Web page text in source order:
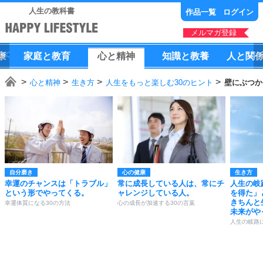
人生の教科書 作品一覧 ログイン
メルマガ登録
家庭と教育 心と精神 知識と教養 人 と 関
心と精神 生き方 人生をもっと楽しむ30のヒント 壁にぶつ
自分磨き
幸運のチャンスは「トラブル」
という形でやってくる。
幸運体質になる30の方法
心の健康
常に成長している人は、常にチ
ャレンジしている人。
心の成長が加速する30の言葉
生き方
人生の
を得た」
きちん
未来がや
人生の岐路